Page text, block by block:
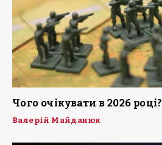
Чого очікувати в 2026 році?
Валерій Майданюк